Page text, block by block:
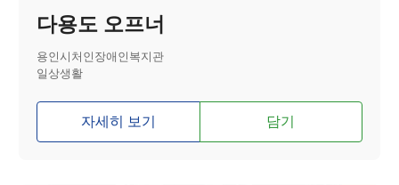
다용도 오프너
용인시처인장애인복지관
일상생활
자세히 보기 담기